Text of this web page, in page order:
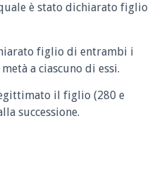
è stato dichiarato figlio
figlio di entrambi i
a ciascuno di essi.
il figlio (280 e
successione.